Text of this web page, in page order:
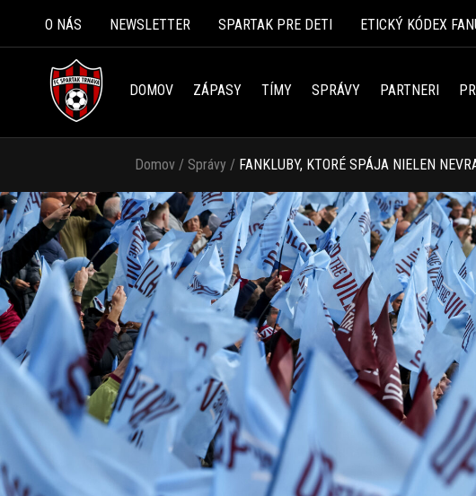
O NÁS NEWSLETTER SPARTAK PRE DETI ETICKÝ KÓDEX
DOMOV ZÁPASY TÍMY SPRÁVY PARTNERI
Domov / Správy / FANKLUBY, KTORÉ SPÁJA NIELEN